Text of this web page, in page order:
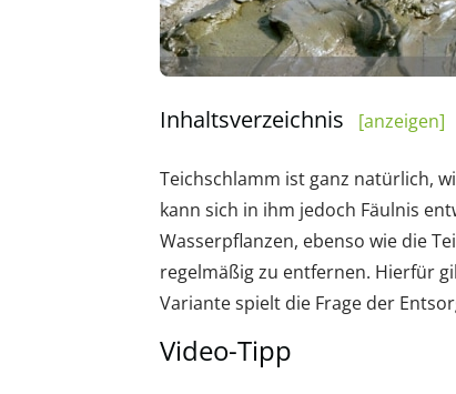
Inhaltsverzeichnis [anzeigen]
Teichschlamm ist ganz natürlich,
kann sich in ihm jedoch Fäulnis
Wasserpflanzen, ebenso wie die
regelmäßig zu entfernen. Hierfür
Variante spielt die Frage der
Video-Tipp